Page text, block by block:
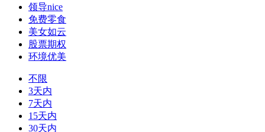
领导nice
免费零食
美女如云
股票期权
环境优美
不限
3天内
7天内
15天内
30天内